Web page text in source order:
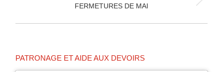
Article
FERMETURES DE MAI
PATRONAGE ET AIDE AUX DEVOIRS